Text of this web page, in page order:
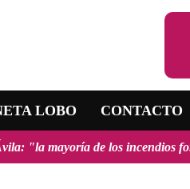
LOBO CONTACTO
forestales registrados